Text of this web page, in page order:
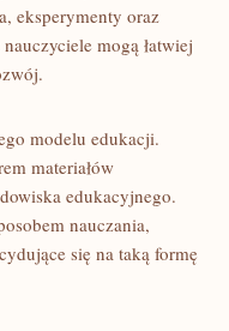
eksperymenty oraz
mogą łatwiej
modelu edukacji.
materiałów
edukacyjnego.
nauczania,
się na taką formę